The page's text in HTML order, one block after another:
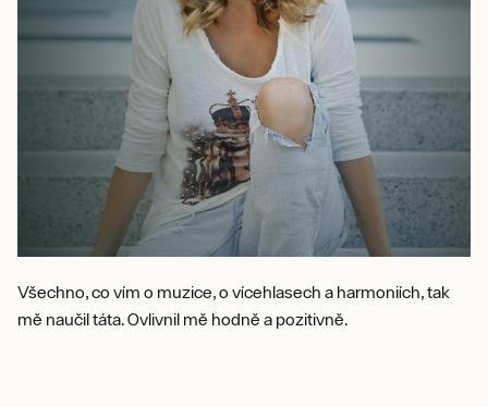
Všechno, co vím o muzice, o vícehlasech a harmoniích, tak
mě naučil táta. Ovlivnil mě hodně a pozitivně.